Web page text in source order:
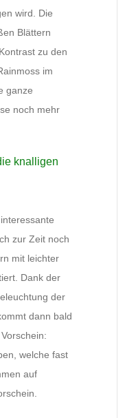
wird. Die
Blättern
zu den
im
ganze
noch mehr
knalligen
zur Zeit noch
mit leichter
Dank der
der
dann bald
welche fast
auf